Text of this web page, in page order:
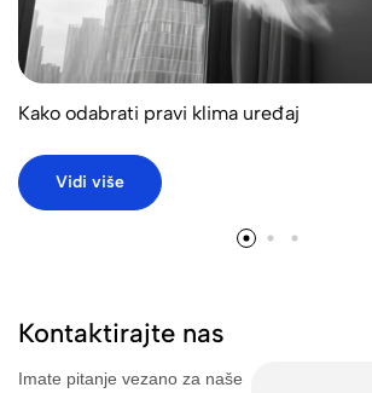
Kako odabrati pravi klima uređaj
Vidi više
Kontaktirajte nas
Imate pitanje vezano za naše